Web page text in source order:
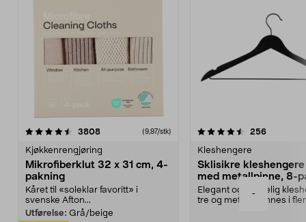
-
3808anmeldelser(9,97/stk)
Kjøkkenrengjøring
Mikrofiberklut 32 x 31 cm, 4-
pakning
Kåret til «soleklar favoritt» i
svenske Afton...
Utførelse: Grå/beige
4.5av 5 stjerner 256
Kleshengere
Sklisikre
med metallpinne, 8-
Elegant og skikkelig
tre og metall – finnes i
4.5av 5 stjerner